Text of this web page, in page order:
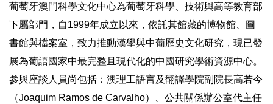
葡萄牙澳門科學文化中心為葡萄牙科學、技術與高等教育部
下屬部門，自1999年成立以來，依託其館藏的博物館、圖
書館與檔案室，致力推動漢學與中葡歷史文化研究，現已發
展為葡語國家中最完整且現代化的中國研究學術資源中心。
參與座談人員尚包括：澳理工語言及翻譯學院副院長高若今
（Joaquim Ramos de Carvalho）、公共關係辦公室代主任